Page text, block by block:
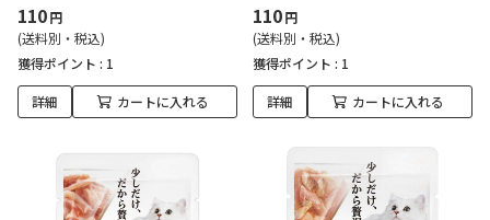
110円
(送料別・税込)
獲得ポイント : 1
詳細 カートに入れる
110円
(送料別・税込)
獲得ポイント : 1
詳細 カートに入れる